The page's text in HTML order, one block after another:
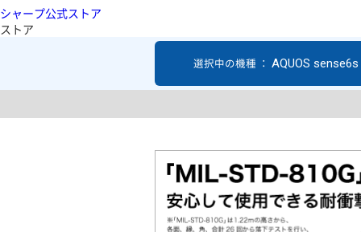
シャープ公式ストア
ストア
選択中の機種 ： AQUOS sense6s